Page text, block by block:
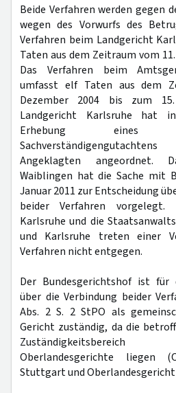
Beide Verfahren werden gegen
wegen des Vorwurfs des
Verfahren beim Landgericht
Taten aus dem Zeitraum vom
Das Verfahren beim
umfasst elf Taten aus dem
Dezember 2004 bis zum
Landgericht Karlsruhe hat
Erhebung eines
Angeklagten angeordnet.
Waiblingen hat die Sache mit
Januar 2011 zur Entscheidung
beider Verfahren vorgelegt.
Karlsruhe und die
und Karlsruhe treten einer
Verfahren nicht entgegen.
Der Bundesgerichtshof ist für
über die Verbindung beider
Abs. 2 S. 2 StPO als
Gericht zuständig, da die
Zuständigkeitsbereich
Oberlandesgerichte liegen
Stuttgart und